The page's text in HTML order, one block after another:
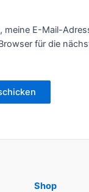
meine E-Mail-
für die
Shop